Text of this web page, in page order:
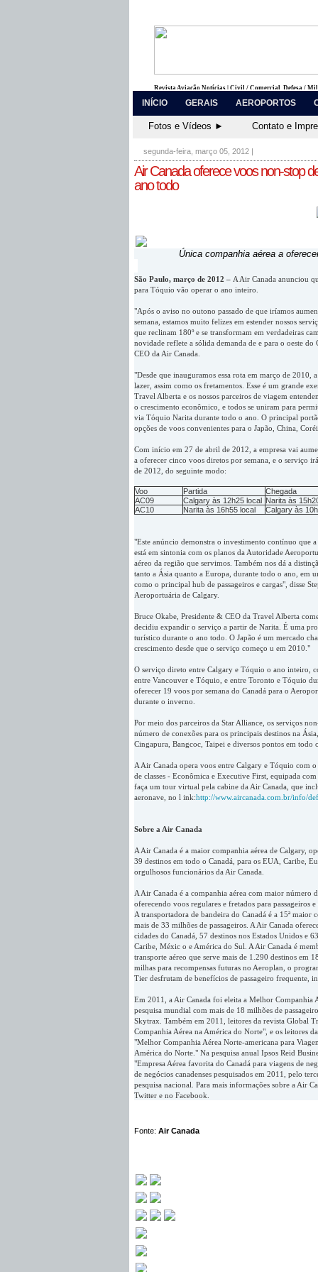
Revista Aviação Notícias | Civil / Comercial, Defesa /
INÍCIO GERAIS AEROPORTOS
Fotos e Vídeos ► Contato e
segunda-feira, março 05, 2012 |
Air Canada oferece voos non-stop
ano todo
Única companhia aérea a
São Paulo, março de 2012 – A Air Canada anunciou
para Tóquio vão operar o ano inteiro.
"Após o aviso no outono passado de que iríamos
semana, estamos muito felizes em estender nossos
que reclinam 180º e se transformam em verdadeiras
novidade reflete a sólida demanda de e para o oeste
CEO da Air Canada.
"Desde que inauguramos essa rota em março de 2010,
lazer, assim como os fretamentos. Esse é um grande
Travel Alberta e os nossos parceiros de viagem
o crescimento econômico, e todos se uniram para
via Tóquio Narita durante todo o ano. O principal
opções de voos convenientes para o Japão, China,
Com início em 27 de abril de 2012, a empresa vai
a oferecer cinco voos diretos por semana, e o serviço
de 2012, do seguinte modo:
Voo Partida Chegada
AC09
Calgary às 12h25 local Narita às
AC10
Narita às 16h55 local Calgary às
"Este anúncio demonstra o investimento contínuo que
está em sintonia com os planos da Autoridade
aéreo da região que servimos. Também nos dá a
tanto a Ásia quanto a Europa, durante todo o ano, em
como o principal hub de passageiros e cargas", disse
Aeroportuária de Calgary.
Bruce Okabe, Presidente & CEO da Travel Alberta
decidiu expandir o serviço a partir de Narita. É uma
turístico durante o ano todo. O Japão é um mercado
crescimento desde que o serviço começo u em 2010."
O serviço direto entre Calgary e Tóquio o ano inteiro,
entre Vancouver e Tóquio, e entre Toronto e Tóquio
oferecer 19 voos por semana do Canadá para o
durante o inverno.
Por meio dos parceiros da Star Alliance, os serviços
número de conexões para os principais destinos na
Cingapura, Bangcoc, Taipei e diversos pontos em todo o
A Air Canada opera voos entre Calgary e Tóquio com
de classes - Econômica e Executive First, equipada
faça um tour virtual pela cabine da Air Canada, que
aeronave, no l ink:http://www.aircanada.com.br/info/
Sobre a Air Canada
A Air Canada é a maior companhia aérea de Calgary,
39 destinos em todo o Canadá, para os EUA, Caribe,
orgulhosos funcionários da Air Canada.
A Air Canada é a companhia aérea com maior número
oferecendo voos regulares e fretados para passageiros
A transportadora de bandeira do Canadá é a 15ª
mais de 33 milhões de passageiros. A Air Canada
cidades do Canadá, 57 destinos nos Estados Unidos e
Caribe, Méxic o e América do Sul. A Air Canada é
transporte aéreo que serve mais de 1.290 destinos em
milhas para recompensas futuras no Aeroplan, o
Tier desfrutam de benefícios de passageiro frequente,
Em 2011, a Air Canada foi eleita a Melhor Companhia
pesquisa mundial com mais de 18 milhões de
Skytrax. Também em 2011, leitores da revista Global
Companhia Aérea na América do Norte", e os leitores
"Melhor Companhia Aérea Norte-americana para
América do Norte." Na pesquisa anual Ipsos Reid
"Empresa Aérea favorita do Canadá para viagens de
de negócios canadenses pesquisados em 2011, pelo
pesquisa nacional. Para mais informações sobre a Air
Twitter e no Facebook.
Fonte: Air Canada